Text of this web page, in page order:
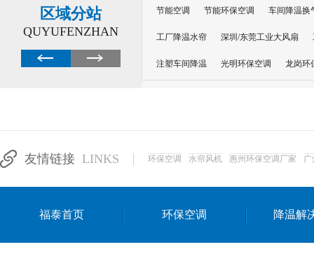
区域分站
QUYUFENZHAN
节能空调 节能环保空调 车间降温换
工厂降温水帘 深圳/东莞工业大风扇
注塑车间降温 光明环保空调 龙岗环
达州工业省电安装
友情链接 LINKS 环保空调 水帘风机 惠州环保空调厂家 广
福泰首页 环保空调 降温解